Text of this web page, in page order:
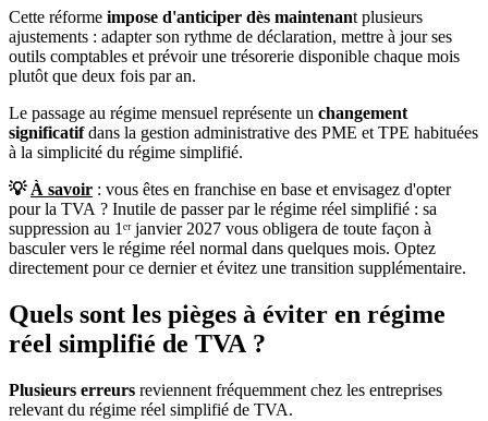
Cette réforme impose d'anticiper dès maintenant plusieurs
ajustements : adapter son rythme de déclaration, mettre à jour ses
outils comptables et prévoir une trésorerie disponible chaque mois
plutôt que deux fois par an.
Le passage au régime mensuel représente un changement
significatifdans la gestion administrative des PME et TPE habituées
à la simplicité du régime simplifié.
💡 À savoir : vous êtes en franchise en base et envisagez d'opter
pour la TVA ? Inutile de passer par le régime réel simplifié : sa
suppression au 1ᵉʳ janvier 2027 vous obligera de toute façon à
basculer vers le régime réel normal dans quelques mois. Optez
directement pour ce dernier et évitez une transition supplémentaire.
Quels sont les pièges à éviter en régime
réel simplifié de TVA ?
Plusieurs erreurs reviennent fréquemment chez les entreprises
relevant du régime réel simplifié de TVA.